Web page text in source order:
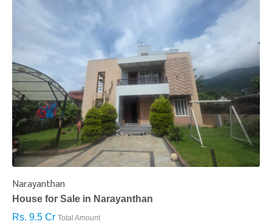
Narayanthan
House for Sale in Narayanthan
Rs. 9.5 Cr Total Amount